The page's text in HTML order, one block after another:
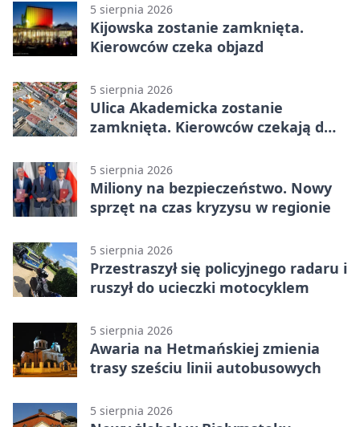
5 sierpnia 2026
Kijowska zostanie zamknięta.
Kierowców czeka objazd
5 sierpnia 2026
Ulica Akademicka zostanie
zamknięta. Kierowców czekają dwa
5 sierpnia 2026
Miliony na bezpieczeństwo. Nowy
sprzęt na czas kryzysu w regionie
5 sierpnia 2026
Przestraszył się policyjnego radaru i
ruszył do ucieczki motocyklem
5 sierpnia 2026
Awaria na Hetmańskiej zmienia
trasy sześciu linii autobusowych
5 sierpnia 2026